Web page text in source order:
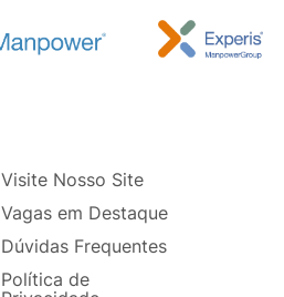
Visite Nosso Site
Vagas em Destaque
Dúvidas Frequentes
Política de